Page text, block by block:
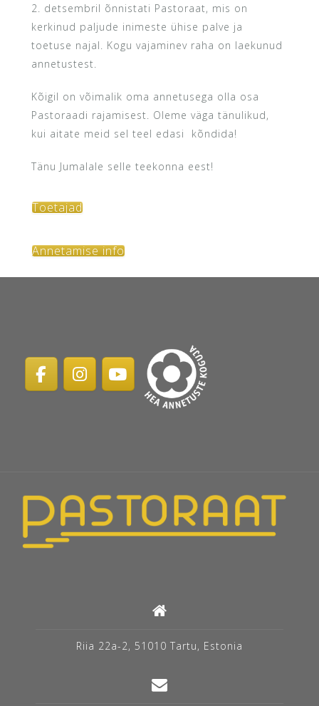
2. detsembril õnnistati Pastoraat, mis on
kerkinud paljude inimeste ühise palve ja
toetuse najal. Kogu vajaminev raha on laekunud
annetustest.
Kõigil on võimalik oma annetusega olla osa
Pastoraadi rajamisest. Oleme väga tänulikud,
kui aitate meid sel teel edasi kõndida!
Tänu Jumalale selle teekonna eest!
Toetajad
Annetamise info
Riia 22a-2, 51010 Tartu, Estonia